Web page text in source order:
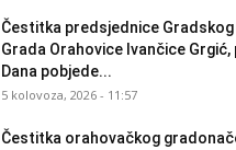
Čestitka predsjednice Gradskog
Grada Orahovice Ivančice
Dana pobjede...
5 kolovoza, 2026 - 11:57
Čestitka orahovačkog